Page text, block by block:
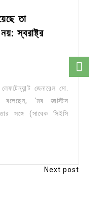
তা
স্বরাষ্ট্র
জেনারেল মো.
‘মব জাস্টিস
সঙ্গে (সাবেক সিইসি
Next post